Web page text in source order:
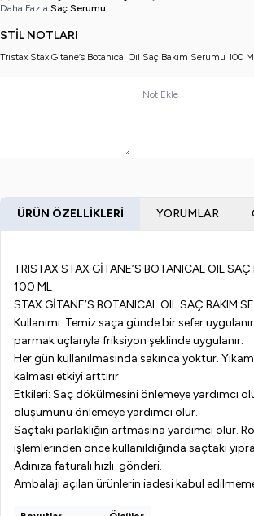
Daha Fazla Saç Serumu
STİL NOTLARI
Trıstax Stax Gitane’s Botanıcal Oıl Saç Bakım Serumu 100
Not Ekle
ÜRÜN ÖZELLIKLERI YORUMLAR
TRISTAX STAX GİTANE’S BOTANICAL OIL SAÇ
100 ML
STAX GİTANE’S BOTANICAL OIL SAÇ BAKIM
Kullanımı: Temiz saça günde bir sefer
parmak uçlarıyla friksiyon şeklinde uygulanır.
Her gün kullanılmasında sakınca yoktur.
kalması etkiyi arttırır.
Etkileri: Saç dökülmesini önlemeye yardımcı
oluşumunu önlemeye yardımcı olur.
Saçtaki parlaklığın artmasına yardımcı olur.
işlemlerinden önce kullanıldığında saçtaki
Adınıza faturalı hızlı gönderi.
Ambalajı açılan ürünlerin iadesi kabul